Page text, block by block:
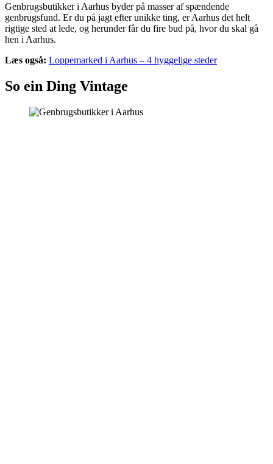
Genbrugsbutikker i Aarhus byder på masser af spændende
genbrugsfund. Er du på jagt efter unikke ting, er Aarhus det helt
rigtige sted at lede, og herunder får du fire bud på, hvor du skal gå
hen i Aarhus.
Læs også: Loppemarked i Aarhus – 4 hyggelige steder
So ein Ding Vintage